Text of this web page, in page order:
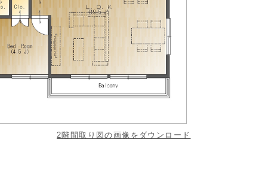
2階間取り図の画像をダウンロード